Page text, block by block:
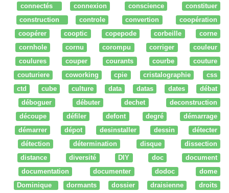
connectés
connexion conscience
constituer
construction
controle convertion
coopération
coopérer
cooptic copepode corbeille
corne
cornhole
cornu corompu corriger
couleur
coulures
couper courants courbe
couture
couturiere
coworking cpie cristalographie
css
ctd
cube culture data datas dates
débat
déboguer
débuter dechet
deconstruction
découpe
défiler defont degré
démarrage
démarrer
dépot desinstaller dessin
détecter
détection
détermination disque
dissection
distance
diversité DIY doc
document
documentation
documenter dodoc
dome
Dominique
dormants dossier draisienne droits